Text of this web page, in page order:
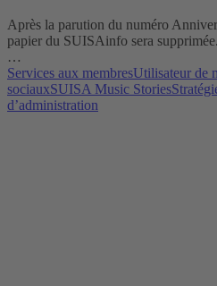
Après la parution du numéro
papier du SUISAinfo sera
…
Services aux membresUtilisateur de
sociauxSUISA Music Stories
d’administration